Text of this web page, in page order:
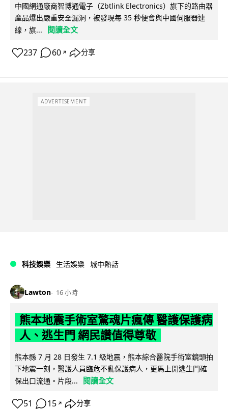
中國網通廠商智博通電子（Zbtlink Electronics）旗下的路由器
產品爆出嚴重安全漏洞，被發現每 35 秒便會與中國伺服器連
線，旗...
閱讀全文
237 60 ↗ 分享
ADVERTISEMENT
科技娛樂 生活娛樂 城中熱話
Lawton 16 小時
熊本地震手術室驚魂片瘋傳 醫護保護病
人、逃生門 網民讚值得尊敬
熊本縣 7 月 28 日發生 7.1 級地震，熊本綜合醫院手術室鏡頭拍
下地震一刻，醫護人員臨危不亂保護病人，更馬上開逃生門確
保出口流通。片段...
閱讀全文
51 15 ↗ 分享